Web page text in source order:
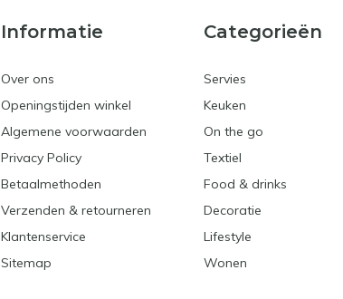
Informatie
Over ons
Openingstijden winkel
Algemene voorwaarden
Privacy Policy
Betaalmethoden
Verzenden & retourneren
Klantenservice
Sitemap
Categorieën
Servies
Keuken
On the go
Textiel
Food & drinks
Decoratie
Lifestyle
Wonen